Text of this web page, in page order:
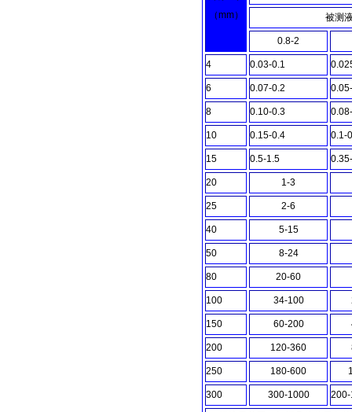
（mm） 被测
0.8-2
4 0.03-0.1
6 0.07-0.2
8 0.10-0.3
10 0.15-0.4 0.1-
15 0.5-1.5
20 1-3
25 2-6
40 5-15
50 8-24
80 20-60
100 34-100
150 60-200
200 120-360
250 180-600
300 300-1000